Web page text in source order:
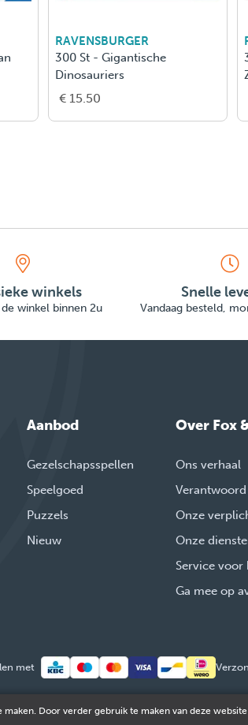
RAVENSBURGER
300 St - Gigantische
Dinosauriers
€ 15.50
winkels
winkel binnen 2u
Snelle
Vandaag besteld,
Aanbod
Gezelschapsspellen
Speelgoed
Puzzels
Nieuw
Over Fox
Ons verhaal
Onze
Onze
Service voor
Ga mee op
met
FOX & Cie Ondernemingsnr: 0551.965.335
Door verder gebruik te maken van deze